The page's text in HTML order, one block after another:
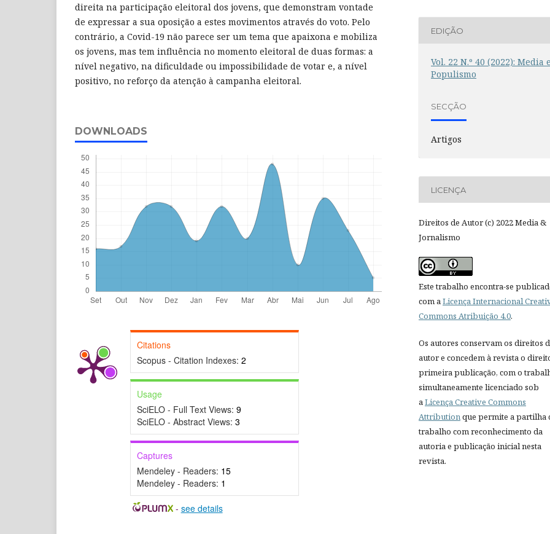
direita na participação eleitoral dos jovens, que demonstram vontade
de expressar a sua oposição a estes movimentos através do voto. Pelo
contrário, a Covid-19 não parece ser um tema que apaixona e mobiliza
os jovens, mas tem influência no momento eleitoral de duas formas: a
nível negativo, na dificuldade ou impossibilidade de votar e, a nível
positivo, no reforço da atenção à campanha eleitoral.
DOWNLOADS
Citations
Scopus - Citation Indexes: 2
Usage
SciELO - Full Text Views: 9
SciELO - Abstract Views: 3
Captures
Mendeley - Readers: 15
Mendeley - Readers: 1
- see details
EDIÇÃO
Vol. 22 N.º 40 (2022): Media e
Populismo
SECÇÃO
Artigos
LICENÇA
Direitos de Autor (c) 2022 Media &
Jornalismo
Este trabalho encontra-se
com aLicença Internacional
Commons Atribuição 4.0.
Os autores conservam os direitos
autor e concedem à revista o
primeira publicação, com o
simultaneamente licenciado sob
aLicença Creative Commons
Attributionque permite a partilha
trabalho com reconhecimento da
autoria e publicação inicial nesta
revista.